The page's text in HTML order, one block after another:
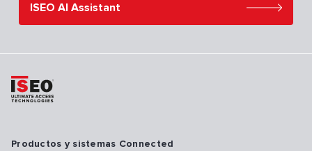
ISEO AI Assistant
Productos y sistemas Connected